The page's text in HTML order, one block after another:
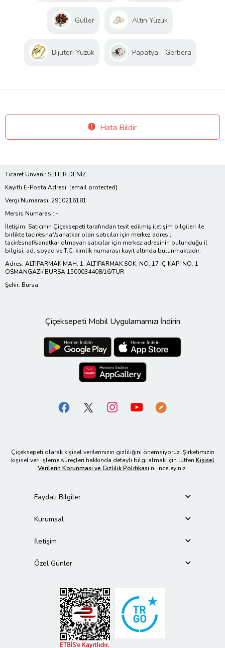
Güller Altın Yüzük
Bijuteri Yüzük Papatya - Gerbera
Hata Bildir
Ticaret Ünvanı: SEHER DENİZ
Kayıtlı E-Posta Adresi: [email protected]
Vergi Numarası: 2910216181
Mersis Numarası: -
İletişim: Satıcının Çiçeksepeti tarafından teyit edilmiş iletişim bilgileri ile
birlikte tacir/esnaf/sanatkar olan satıcılar için merkez adresi;
tacir/esnaf/sanatkar olmayan satıcılar için merkez adresinin bulunduğu il
bilgisi, ad, soyad ve T.C. kimlik numarası kayıt altında bulunmaktadır.
Adres: ALTIPARMAK MAH. 1. ALTIPARMAK SOK. NO: 17 İÇ KAPI NO: 1
OSMANGAZİ/ BURSA 1500034408/16/TUR
Şehir: Bursa
Çiçeksepeti Mobil Uygulamamızı İndirin
Çiçeksepeti olarak kişisel verilerinizin gizliliğini önemsiyoruz. Şirketimizin
kişisel veri işleme süreçleri hakkında detaylı bilgi almak için lütfen Kişisel
Verilerin Korunması ve Gizlilik Politikası’nı inceleyiniz.
Faydalı Bilgiler
Kurumsal
İletişim
Özel Günler